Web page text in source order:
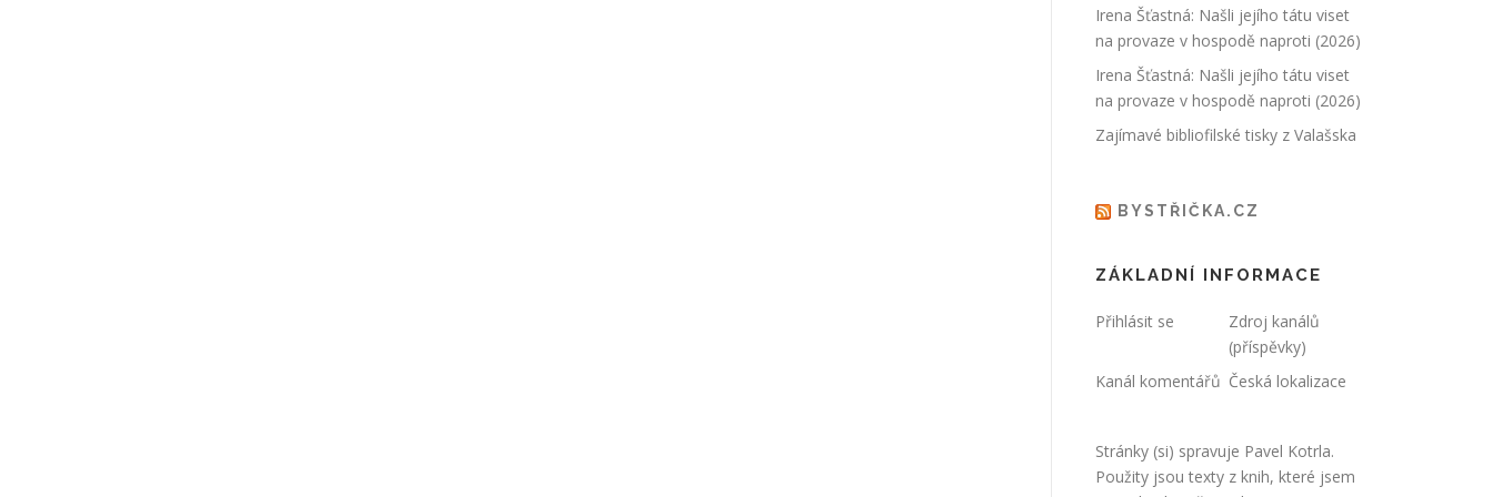
Irena Šťastná: Našli jejího tátu viset
na provaze v hospodě naproti (2026)
Irena Šťastná: Našli jejího tátu viset
na provaze v hospodě naproti (2026)
Zajímavé bibliofilské tisky z Valašska
BYSTŘIČKA.CZ
ZÁKLADNÍ INFORMACE
Přihlásit se
Zdroj kanálů
(příspěvky)
Kanál komentářů Česká lokalizace
Stránky (si) spravuje Pavel Kotrla.
Použity jsou texty z knih, které jsem